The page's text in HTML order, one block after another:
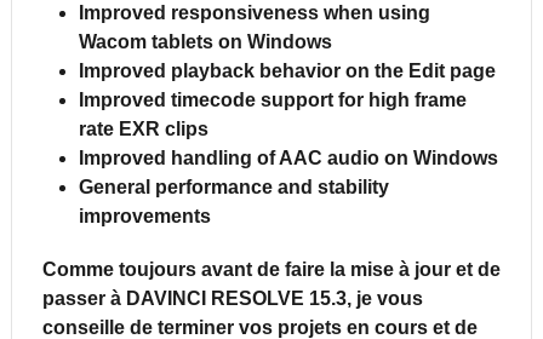
Improved responsiveness when using
Wacom tablets on Windows
Improved playback behavior on the Edit page
Improved timecode support for high frame
rate EXR clips
Improved handling of AAC audio on Windows
General performance and stability
improvements
Comme toujours avant de faire la mise à jour et de
passer à DAVINCI RESOLVE 15.3, je vous
conseille de terminer vos projets en cours et de